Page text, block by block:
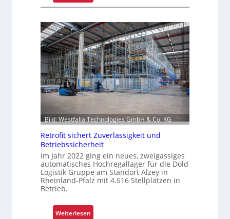
c
t
s
t
o
f
f
r
l
l
e
n
K
m
m
i
s
s
i
o
i
e
r
u
n
g
u
Bild: Westfalia Technologies GmbH & Co. KG
Retrofit sichert Zuverlässigkeit und
Betriebssicherheit
Im Jahr 2022 ging ein neues, zweigassiges
automatisches Hochregallager für die Dold
Logistik Gruppe am Standort Alzey in
Rheinland-Pfalz mit 4.516 Stellplätzen in
Betrieb.
Weiterlesen